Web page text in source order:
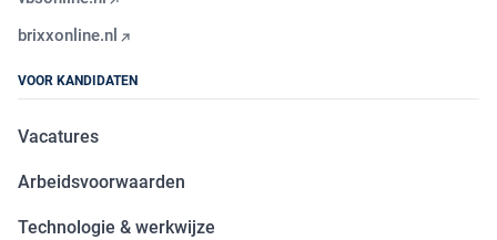
brixxonline.nl
VOOR KANDIDATEN
Vacatures
Arbeidsvoorwaarden
Technologie & werkwijze